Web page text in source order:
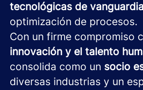
tecnológicas de
optimización de procesos.
Con un firme compromiso
innovación y el talento
consolida como un socio
diversas industrias y un